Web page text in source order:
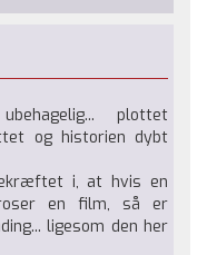
plottet
og historien dybt
i, at hvis en
en film, så er
ligesom den her